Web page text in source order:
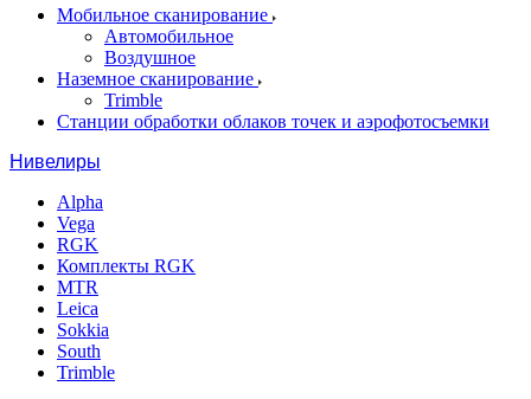
Мобильное сканирование
Автомобильное
Воздушное
Наземное сканирование
Trimble
Станции обработки облаков точек и аэрофотосъемки
Нивелиры
Alpha
Vega
RGK
Комплекты RGK
MTR
Leica
Sokkia
South
Trimble